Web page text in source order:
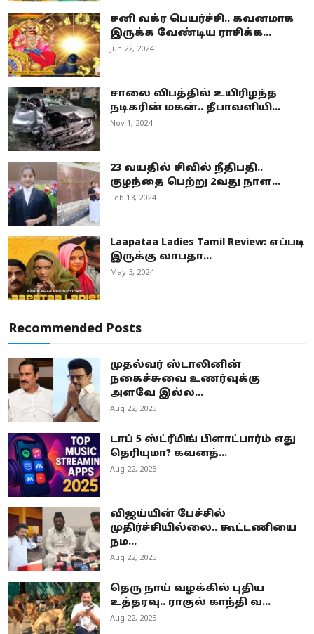
சனி வக்ர பெயர்ச்சி.. கவனமாக
இருக்க வேண்டிய ராசிக்க...
Jun 22, 2024
சாலை விபத்தில் உயிரிழந்த
நடிகரின் மகன்.. தீபாவளியி...
Nov 1, 2024
23 வயதில் சிவில் நீதிபதி..
குழந்தை பெற்று 2வது நாள...
Feb 13, 2024
Laapataa Ladies Tamil Review: எப்படி
இருக்கு லாபதா...
May 3, 2024
Recommended Posts
முதல்வர் ஸ்டாலினின்
நகைச்சுவை உணர்வுக்கு
அளவே இல்ல...
Aug 22, 2025
டாப் 5 ஸ்ட்ரீமிங் பிளாட்பார்ம் எது
தெரியுமா? கவனத்...
Aug 22, 2025
விஜய்யின் பேச்சில்
முதிர்ச்சியில்லை.. கூட்டணியை
நம...
Aug 22, 2025
தெரு நாய் வழக்கில் புதிய
உத்தரவு.. ராகுல் காந்தி வ...
Aug 22, 2025